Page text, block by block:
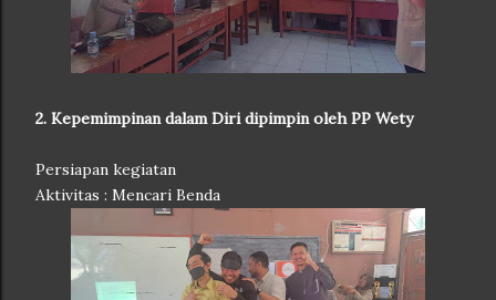
2. Kepemimpinan dalam Diri dipimpin oleh PP Wety
Persiapan kegiatan
Aktivitas : Mencari Benda